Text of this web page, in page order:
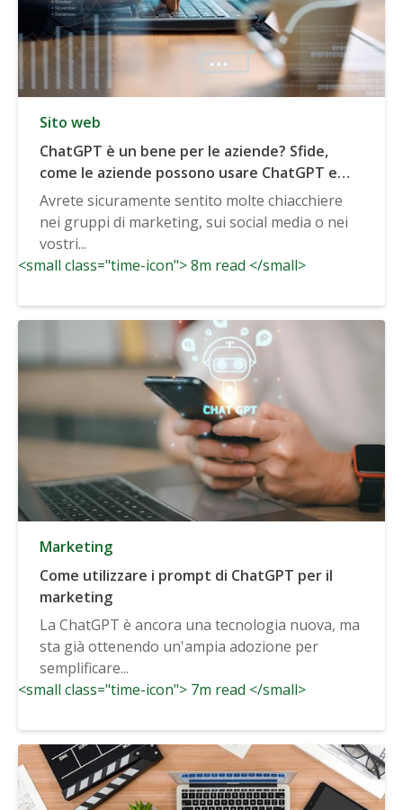
Sito web
ChatGPT è un bene per le aziende? Sfide,
come le aziende possono usare ChatGPT e
altro ancora
Avrete sicuramente sentito molte chiacchiere
nei gruppi di marketing, sui social media o nei
vostri...
<small class="time-icon"> 8m read </small>
Marketing
Come utilizzare i prompt di ChatGPT per il
marketing
La ChatGPT è ancora una tecnologia nuova, ma
sta già ottenendo un'ampia adozione per
semplificare...
<small class="time-icon"> 7m read </small>